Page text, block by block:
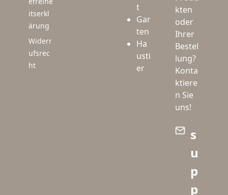
itserkl
ärung
Widerr
ufsrec
ht
t
Gar
ten
Ha
usti
er
kten
oder
Ihrer
Bestel
lung?
Konta
ktiere
n Sie
uns!
s
u
p
p